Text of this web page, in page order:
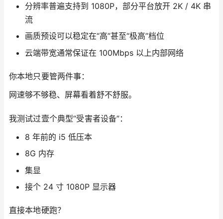
分辨率普遍支持到 1080P，部分平台放开 2K / 4K 串
流
画质预设可以稳定在“高”甚至“极高”档位
云端带宽通常保证在 100Mbps 以上内部网络
你本地只要管两件事：
网速够不够稳、屏幕看着舒不舒服。
我测试过壹个典型“受害者设备”：
8 年前的 i5 低压本
8G 内存
集显
接个 24 寸 1080P 显示器
直接本地硬跑？